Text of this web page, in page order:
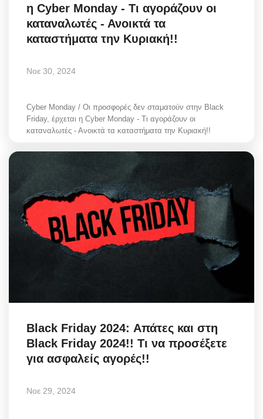
η Cyber Monday - Τι αγοράζουν οι
καταναλωτές - Ανοικτά τα
καταστήματα την Κυριακή!!
Νοε 30, 2024
Cyber Monday / Οι προσφορές δεν σταματούν στην Black
Friday, έρχεται η Cyber Monday - Τι αγοράζουν οι
καταναλωτές - Ανοικτά τα καταστήματα την Κυριακή!!
Black Friday 2024: Απάτες και στη
Black Friday 2024!! Τι να προσέξετε
για ασφαλείς αγορές!!
Νοε 29, 2024